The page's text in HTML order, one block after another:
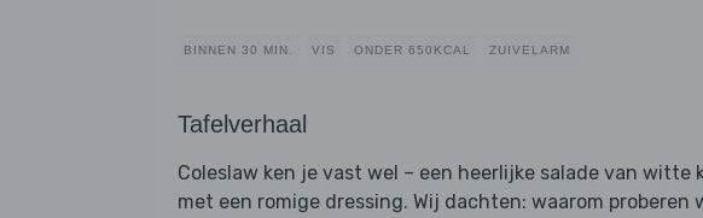
BINNEN 30 MIN. VIS ONDER 650KCAL ZUIVELARM
Tafelverhaal
Coleslaw ken je vast wel – een heerlijke salade van witte
met een romige dressing. Wij dachten: waarom proberen